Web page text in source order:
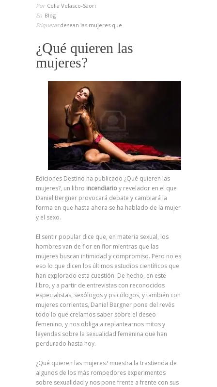
Por Celia Velasco-Saori
En Blog
Etiquetas desean las mujeres que
¿Qué quieren las
mujeres?
Ediciones Destino ha publicado ¿Qué quieren las
mujeres?, un libro incendiarioy revelador en el que
Daniel Bergner provocará debate y cambiará la
forma en que hasta ahora se ha hablado de la mujer
y el sexo.
El sentir popular dice que, en materia sexual, los
hombres van de flor en flor mientras que las
mujeres buscan intimidad y compromiso. Pero no es
eso lo que dicen los últimos estudios científicos que
han explorado esta cuestión. De hecho, en este
libro, y a partir de entrevistas con reconocidos
especialistas, sexólogos y psicólogos, y también con
mujeres corrientes, Daniel Bergner pone del revés
todo lo que creíamos saber sobre el deseo
femenino, y nos obliga a replantearnos mitos y
leyendas sobre la sexualidad femenina que han
perdurado hasta hoy.
¿Qué quieren las mujeres? muestra la trastienda de
algunos de los más rompedores experimentos
sobre sexualidad y nos pone frente a frente con sus